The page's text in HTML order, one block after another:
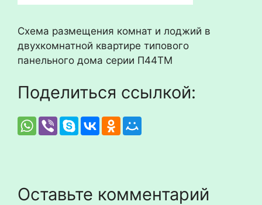
Схема размещения комнат и лоджий в
двухкомнатной квартире типового
панельного дома серии П44ТМ
Поделиться ссылкой:
Оставьте комментарий